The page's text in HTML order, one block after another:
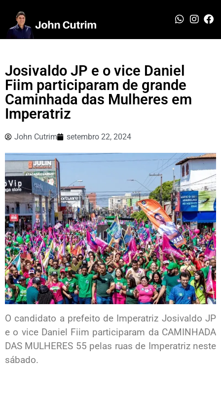
Josivaldo JP e o vice Daniel
Fiim participaram de grande
Caminhada das Mulheres em
Imperatriz
John Cutrim setembro 22, 2024
O candidato a prefeito de Imperatriz Josivaldo JP
e o vice Daniel Fiim participaram da CAMINHADA
DAS MULHERES 55 pelas ruas de Imperatriz neste
sábado.